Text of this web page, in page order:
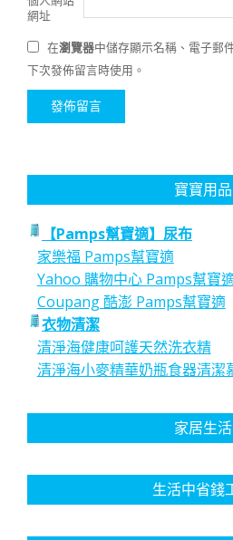
網址
在瀏覽器中儲存顯示名稱、電子郵
下次發佈留言時使用。
寶寶用品
【Pamps幫寶適】尿布
家樂福 Pamps幫寶適
Yahoo 購物中心 Pamps幫寶
Coupang 酷澎 Pamps幫寶適
衣物清潔
清淨海健康呵護天然洗衣精
清淨海小麥精華奶瓶食器清潔
家居生活
生活中省錢